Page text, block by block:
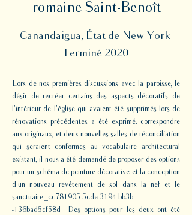
romaine Saint-Benoît
Canandaigua, État de New York
Terminé 2020
Lors de nos premières discussions avec la paroisse, le
désir de recréer certains des aspects décoratifs de
l'intérieur de l'église qui avaient été supprimés lors de
rénovations précédentes a été exprimé. correspondre
aux originaux, et deux nouvelles salles de réconciliation
qui seraient conformes au vocabulaire architectural
existant, il nous a été demandé de proposer des options
pour un schéma de peinture décorative et la conception
d'un nouveau revêtement de sol dans la nef et le
sanctuaire._cc781905-5cde-3194-bb3b
-136bad5cf58d_ Des options pour les deux ont été